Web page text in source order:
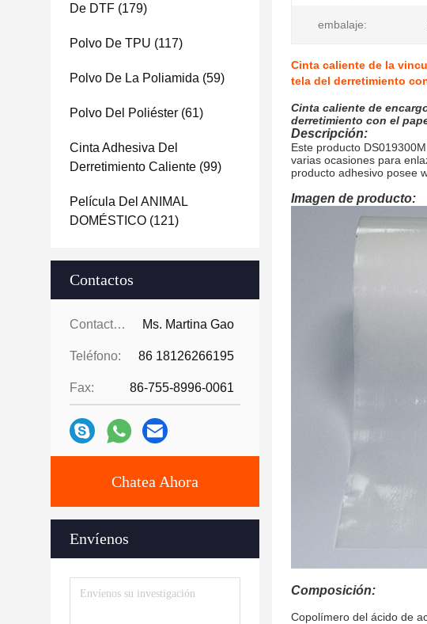
De DTF (179)
Polvo De TPU (117)
Polvo De La Poliamida (59)
Polvo Del Poliéster (61)
Cinta Adhesiva Del
Derretimiento Caliente (99)
Película Del ANIMAL
DOMÉSTICO (121)
Contactos
Contactos: Ms. Martina Gao
Teléfono: 86 18126266195
Fax: 86-755-8996-0061
Chatea Ahora
Envíenos
embalaje:
Cinta caliente de la
tela del derretimiento
Cinta caliente de
derretimiento con el
Descripción:
Este producto
varias ocasiones para
producto adhesivo posee
Imagen de producto:
Composición:
Copolímero del ácido de